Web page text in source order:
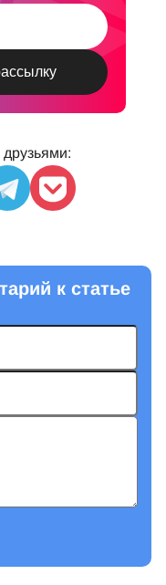
друзьями:
к статье